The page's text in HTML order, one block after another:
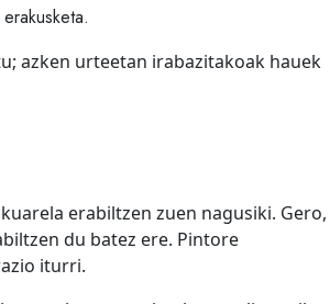
azken urteetan irabazitakoak hauek
erabiltzen zuen nagusiki. Gero,
du batez ere. Pintore
iturri.